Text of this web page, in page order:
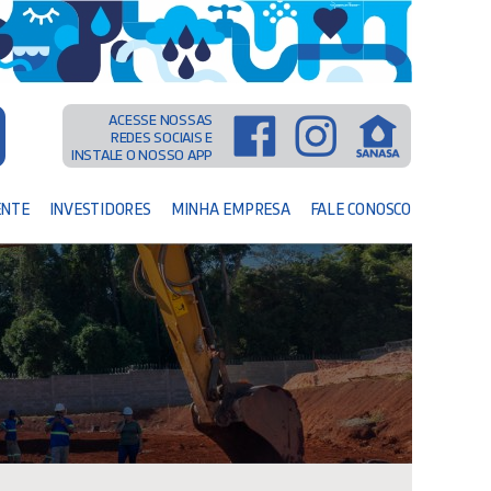
ACESSE NOSSAS
REDES SOCIAIS E
INSTALE O NOSSO APP
INVESTIDORES MINHA EMPRESA FALE CONOSCO